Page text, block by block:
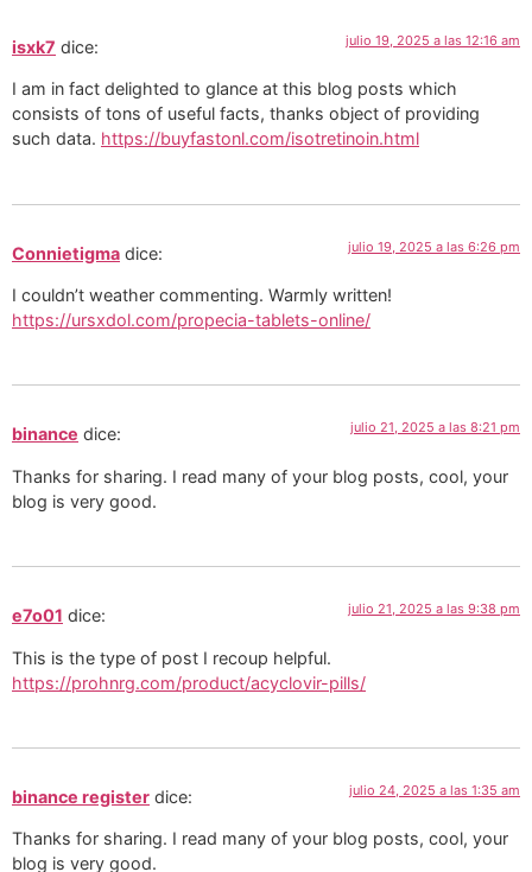
isxk7 dice: julio 19, 2025 a las 12:16 am
I am in fact delighted to glance at this blog posts which
consists of tons of useful facts, thanks object of providing
such data. https://buyfastonl.com/isotretinoin.html
Connietigma dice: julio 19, 2025 a las 6:26 pm
I couldn’t weather commenting. Warmly written!
https://ursxdol.com/propecia-tablets-online/
binance dice: julio 21, 2025 a las 8:21 pm
Thanks for sharing. I read many of your blog posts, cool, your
blog is very good.
e7o01 dice: julio 21, 2025 a las 9:38 pm
This is the type of post I recoup helpful.
https://prohnrg.com/product/acyclovir-pills/
binance register dice: julio 24, 2025 a las 1:35 am
Thanks for sharing. I read many of your blog posts, cool, your
blog is very good.